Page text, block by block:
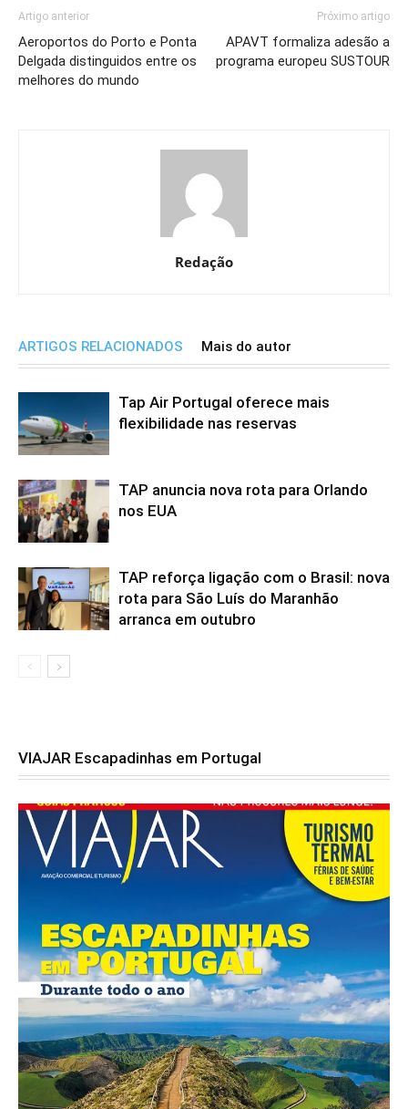
Artigo anterior
Aeroportos do Porto e Ponta
Delgada distinguidos entre os
melhores do mundo
Próximo artigo
APAVT formaliza adesão a
programa europeu SUSTOUR
Redação
ARTIGOS RELACIONADOS Mais do autor
Tap Air Portugal oferece mais
flexibilidade nas reservas
TAP anuncia nova rota para Orlando
nos EUA
TAP reforça ligação com o Brasil: nova
rota para São Luís do Maranhão
arranca em outubro
VIAJAR Escapadinhas em Portugal